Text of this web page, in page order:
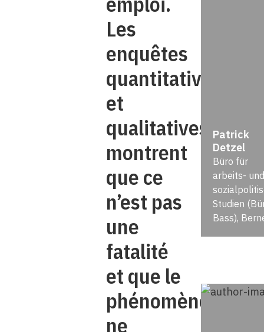
Les
enquêtes
quantitatives
et
qualitatives
montrent
que ce
n’est pas
une
fatalité
et que le
phénomène
ne
Patrick
Detzel
Büro für
arbeits- und
Studien
Bass),